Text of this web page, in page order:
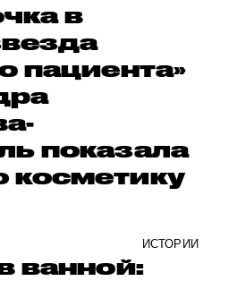
в
пациента»
показала
ИСТОРИИ
ванной: